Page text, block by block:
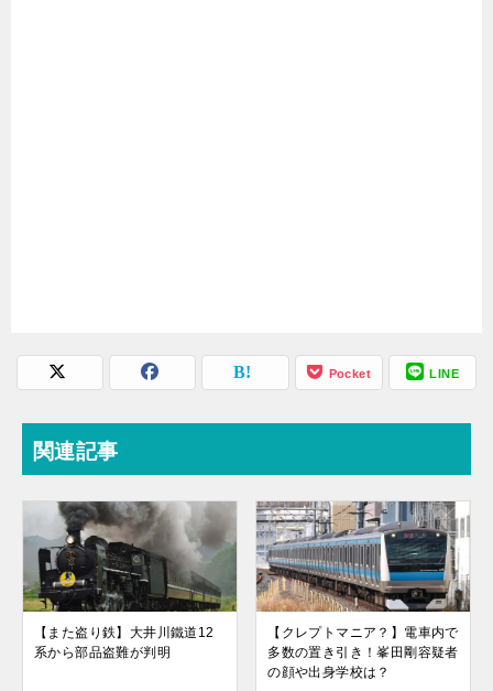
Pocket LINE
関連記事
【また盗り鉄】大井川鐵道12
系から部品盗難が判明
【クレプトマニア？】電車内で
多数の置き引き！峯田剛容疑者
の顔や出身学校は？